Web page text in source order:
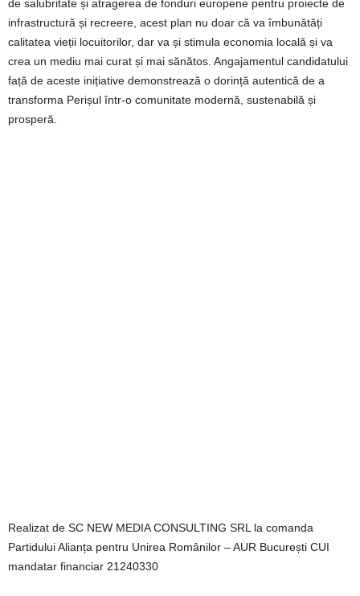
de salubritate și atragerea de fonduri europene pentru proiecte de
infrastructură și recreere, acest plan nu doar că va îmbunătăți
calitatea vieții locuitorilor, dar va și stimula economia locală și va
crea un mediu mai curat și mai sănătos. Angajamentul candidatului
față de aceste inițiative demonstrează o dorință autentică de a
transforma Perișul într-o comunitate modernă, sustenabilă și
prosperă.
Realizat de SC NEW MEDIA CONSULTING SRL la comanda
Partidului Alianța pentru Unirea Românilor – AUR București CUI
mandatar financiar 21240330